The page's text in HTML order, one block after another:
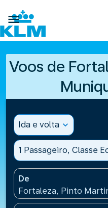

Voos de
Ida e volta expand_more
1 Passageiro, Classe
De
Fortaleza, Pinto